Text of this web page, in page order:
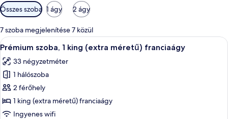
Szobákhoz
rendelkezésre
álló
szűrők
Összes szoba 1 ágy 2 ágy
7 szoba megjelenítése 7 közül
A
következő
szoba
összes
képének
megtekintése:
Prémium
Egy szállodai szoba, amelyben egy
8
Prémium szoba, 1 king (extra méretű) franciaágy
33 négyzetméter
1 hálószoba
2 férőhely
1 king (extra méretű) franciaágy
Ingyenes wifi